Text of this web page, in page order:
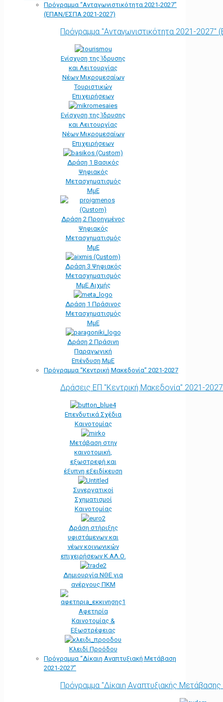
Πρόγραμμα “Ανταγωνιστικότητα 2021-2027”
(ΕΠΑΝ/ΕΣΠΑ 2021-2027)
Πρόγραμμα "Ανταγωνιστικότητα 2021-
Ενίσχυση της Ίδρυσης
και Λειτουργίας
Νέων Μικρομεσαίων
Τουριστικών
Επιχειρήσεων
Ενίσχυση της Ίδρυσης
και Λειτουργίας
Νέων Μικρομεσαίων
Επιχειρήσεων
Δράση 1 Βασικός
Ψηφιακός
Μετασχηματισμός
ΜμΕ
Δράση 2 Προηγμένος
Ψηφιακός
Μετασχηματισμός
ΜμΕ
Δράση 3 Ψηφιακός
Μετασχηματισμός
ΜμΕ Αιχμής
Δράση 1 Πράσινος
Μετασχηματισμός
ΜμΕ
Δράση 2 Πράσινη
Παραγωγική
Επένδυση ΜμΕ
Πρόγραμμα “Κεντρική Μακεδονία” 2021-2027
Δράσεις ΕΠ "Κεντρική Μακεδονία" 2021-2027
Επενδυτικά Σχέδια
Καινοτομίας
Μετάβαση στην
καινοτομική,
εξωστρεφή και
έξυπνη εξειδίκευση
Συνεργατικοί
Σχηματισμοί
Καινοτομίας
Δράση στήριξης
υφιστάμενων και
νέων κοινωνικών
επιχειρήσεων Κ.ΑΛ.Ο.
Δημιουργία ΝΘΕ για
ανέργους ΠΚΜ
Αφετηρία
Kαινοτομίας &
Εξωστρέφειας
Κλειδί Προόδου
Πρόγραμμα “Δίκαιη Αναπτυξιακή Μετάβαση
2021-2027”
Πρόγραμμα "Δίκαιη Αναπτυξιακής